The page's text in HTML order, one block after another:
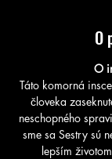
O
O
Táto komorná
človeka
neschopného
sme sa Sestry sú
lepším